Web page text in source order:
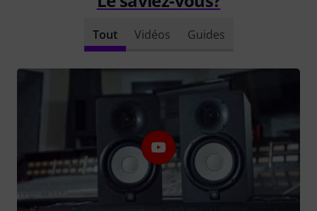
Tout Vidéos Guides